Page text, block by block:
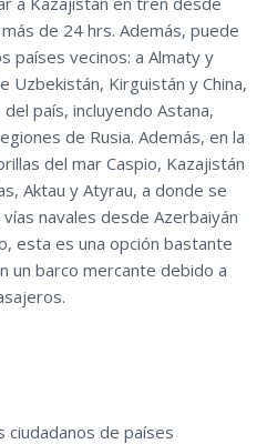
de 24 hrs. Además, puede
países vecinos: a Almaty y
Uzbekistán, Kirguistán y China,
país, incluyendo Astana,
de Rusia. Además, en la
del mar Caspio, Kazajistán
Aktau y Atyrau, a donde se
navales desde Azerbaiyán
esta es una opción bastante
un barco mercante debido a
ciudadanos de países